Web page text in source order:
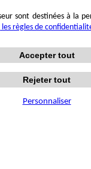
sont destinées à la
les règles de
Accepter tout
Rejeter tout
Personnaliser